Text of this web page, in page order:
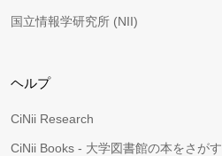
国立情報学研究所 (NII)
ヘルプ
CiNii Research
CiNii Books - 大学図書館の本をさがす